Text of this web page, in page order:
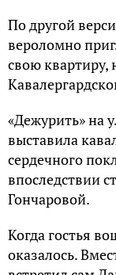
По другой
вероломно
свою квартиру,
«Дежурить» на
выставила
сердечного
впоследствии
Гончаровой.
Когда гостья
оказалось.